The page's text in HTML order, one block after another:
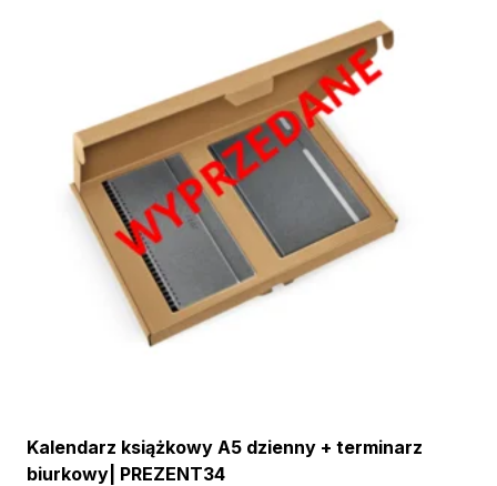
Kalendarz książkowy A5 dzienny + terminarz
biurkowy| PREZENT34